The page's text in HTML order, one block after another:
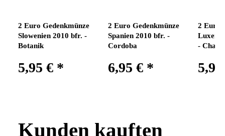
2 Euro Gedenkmünze
Slowenien 2010 bfr. -
Botanik
5,95 € *
2 Euro Gedenkmünze
Spanien 2010 bfr. -
Cordoba
6,95 € *
2 Euro
-
Kunden kauften